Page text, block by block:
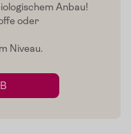
Anbau!
oder
Niveau.